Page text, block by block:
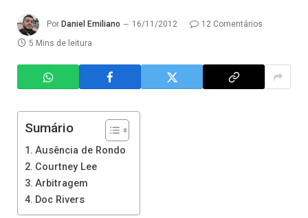
Por Daniel Emiliano 16/11/2012
12 Comentários
5 Mins de leitura
Sumário
Ausência de Rondo
Courtney Lee
Arbitragem
Doc Rivers